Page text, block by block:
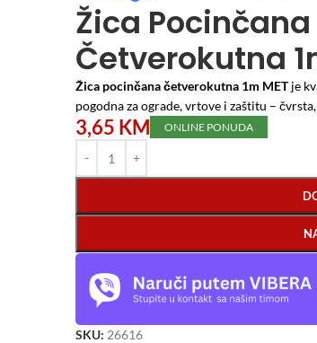
Žica Pocinčana
Četverokutna
Žica pocinčana četverokutna 1m METje
pogodna za ograde, vrtove i zaštitu –
3,65 KM ONLINE PONUDA
SKU: 26616